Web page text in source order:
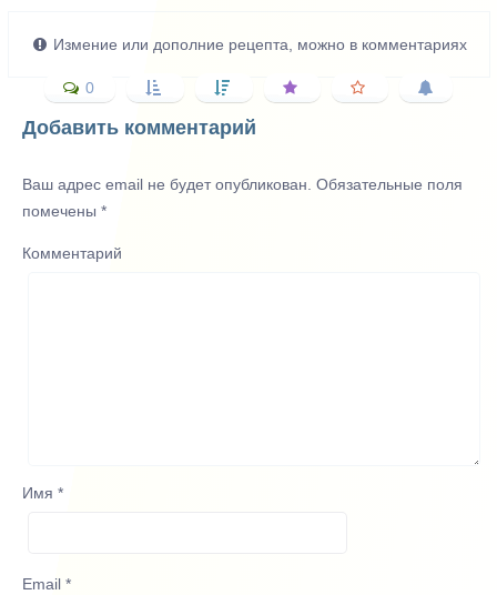
Измение или дополние рецепта, можно в комментариях
0
Добавить комментарий
Ваш адрес email не будет опубликован. Обязательные поля
помечены *
Комментарий
Имя *
Email *